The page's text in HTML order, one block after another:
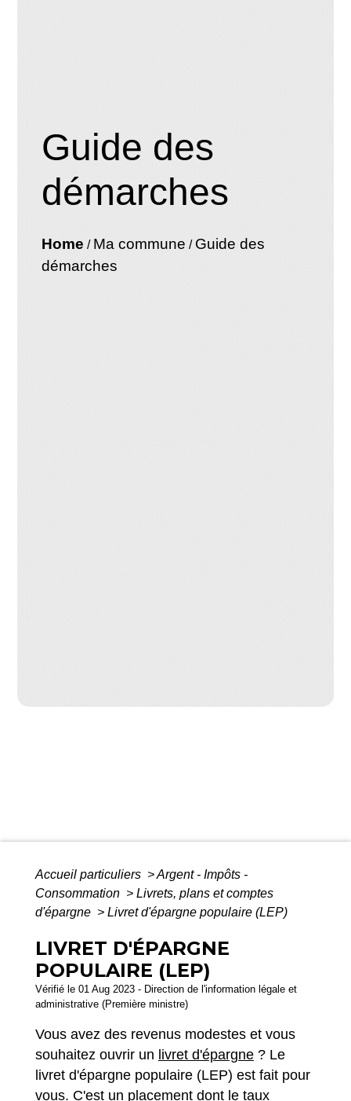
Guide des
démarches
Home / Ma commune / Guide des
démarches
Accueil particuliers >Argent - Impôts -
Consommation > Livrets, plans et comptes
d'épargne > Livret d'épargne populaire (LEP)
LIVRET D'ÉPARGNE
POPULAIRE (LEP)
Vérifié le 01 Aug 2023 - Direction de l'information légale et
administrative (Première ministre)
Vous avez des revenus modestes et vous
souhaitez ouvrir un livret d'épargne ? Le
livret d'épargne populaire (LEP) est fait pour
vous. C'est un placement dont le taux